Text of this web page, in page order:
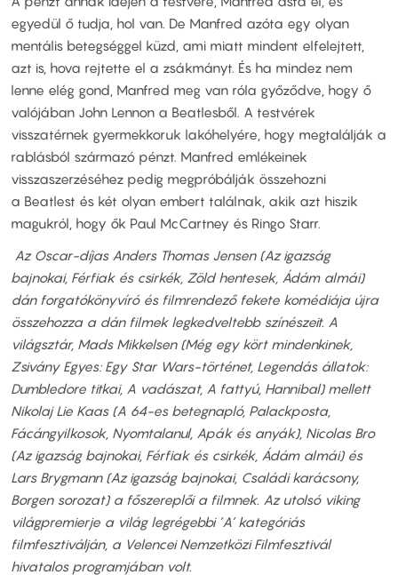
egyedül ő tudja, hol van. De Manfred azóta egy olyan
mentális betegséggel küzd, ami miatt mindent elfelejtett,
azt is, hova rejtette el a zsákmányt. És ha mindez nem
lenne elég gond, Manfred meg van róla győződve, hogy ő
valójában John Lennon a Beatlesből. A testvérek
visszatérnek gyermekkoruk lakóhelyére, hogy megtalálják a
rablásból származó pénzt. Manfred emlékeinek
visszaszerzéséhez pedig megpróbálják összehozni
a Beatlest és két olyan embert találnak, akik azt hiszik
magukról, hogy ők Paul McCartney és Ringo Starr.
Az Oscar-díjas Anders Thomas Jensen (Az igazság
bajnokai, Férfiak és csirkék, Zöld hentesek, Ádám almái)
dán forgatókönyvíró és filmrendező fekete komédiája újra
összehozza a dán filmek legkedveltebb színészeit. A
világsztár, Mads Mikkelsen (Még egy kört mindenkinek,
Zsivány Egyes: Egy Star Wars-történet, Legendás állatok:
Dumbledore titkai, A vadászat, A fattyú, Hannibal) mellett
Nikolaj Lie Kaas (A 64-es betegnapló, Palackposta,
Fácángyilkosok, Nyomtalanul, Apák és anyák), Nicolas Bro
(Az igazság bajnokai, Férfiak és csirkék, Ádám almái) és
Lars Brygmann (Az igazság bajnokai, Családi karácsony,
Borgen sorozat) a főszereplői a filmnek. Az utolsó viking
világpremierje a világ legrégebbi ’A’ kategóriás
filmfesztiválján, a Velencei Nemzetközi Filmfesztivál
hivatalos programjában volt.